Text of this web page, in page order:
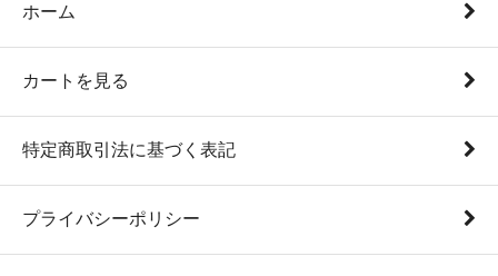
ホーム
カートを見る
特定商取引法に基づく表記
プライバシーポリシー